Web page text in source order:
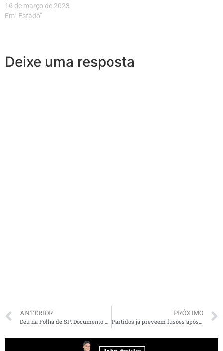
16 de março de 2023
Em "Estado"
Deixe uma resposta
ANTERIOR
Deu na Folha de SP: Documento do Ministério Público classifica Braide como investigado
PRÓXIMO
Partidos já preveem fusões após as eleições